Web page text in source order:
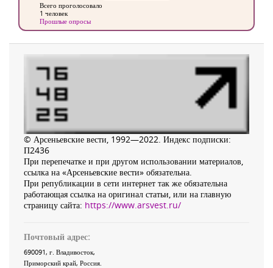
Всего проголосовало
1 человек
Прошлые опросы
© Арсеньевские вести, 1992—2022. Индекс подписки:
П2436
При перепечатке и при другом использовании материалов,
ссылка на «Арсеньевские вести» обязательна.
При републикации в сети интернет так же обязательна
работающая ссылка на оригинал статьи, или на главную
страницу сайта: https://www.arsvest.ru/
Почтовый адрес:
690091, г. Владивосток,
Приморский край, Россия